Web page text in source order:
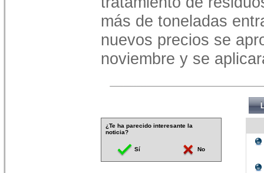
más de toneladas
nuevos precios se
noviembre y se
¿Te ha parecido interesante la
noticia?
Sí No